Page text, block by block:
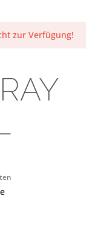
zur Verfügung!